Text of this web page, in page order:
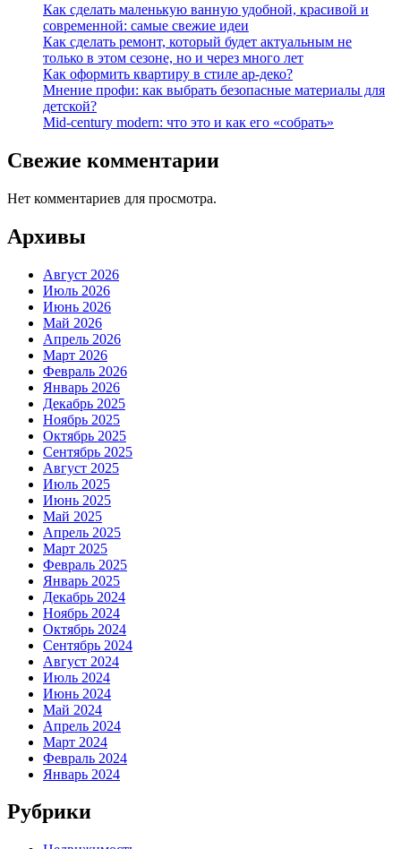
Как сделать маленькую ванную удобной, красивой и
современной: самые свежие идеи
Как сделать ремонт, который будет актуальным не
только в этом сезоне, но и через много лет
Как оформить квартиру в стиле ар-деко?
Мнение профи: как выбрать безопасные материалы для
детской?
Mid-century modern: что это и как его «собрать»
Свежие комментарии
Нет комментариев для просмотра.
Архивы
Август 2026
Июль 2026
Июнь 2026
Май 2026
Апрель 2026
Март 2026
Февраль 2026
Январь 2026
Декабрь 2025
Ноябрь 2025
Октябрь 2025
Сентябрь 2025
Август 2025
Июль 2025
Июнь 2025
Май 2025
Апрель 2025
Март 2025
Февраль 2025
Январь 2025
Декабрь 2024
Ноябрь 2024
Октябрь 2024
Сентябрь 2024
Август 2024
Июль 2024
Июнь 2024
Май 2024
Апрель 2024
Март 2024
Февраль 2024
Январь 2024
Рубрики